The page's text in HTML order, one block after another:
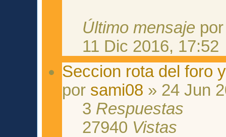
Último mensaje
11 Dic 2016, 17:52
Seccion rota del foro
por sami08 » 24 Jun
3 Respuestas
27940 Vistas